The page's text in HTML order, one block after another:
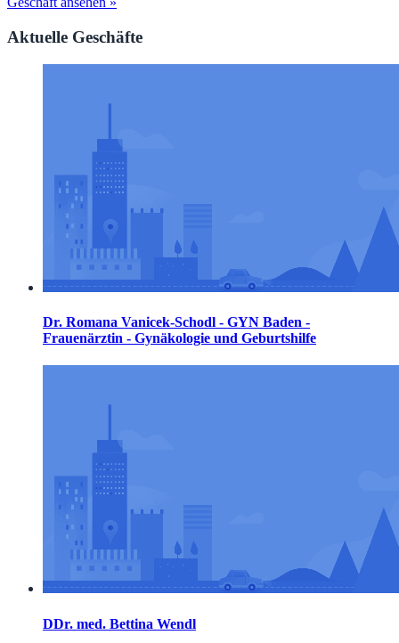
Aktuelle Geschäfte
Dr. Romana Vanicek-Schodl - GYN Baden -
Frauenärztin - Gynäkologie und Geburtshilfe
DDr. med. Bettina Wendl